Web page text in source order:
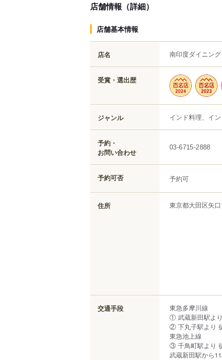
店舗情報（詳細）
店舗基本情報
店名 南印度ダイニン
受賞・選出歴
ジャンル インド料理、イ
予約・
お問い合わせ
03-6715-2888
予約可否 予約可
住所 東京都大田区矢口
交通手段
東急多摩川線
① 武蔵新田駅よ
② 下丸子駅より
東急池上線
③ 千鳥町駅より
武蔵新田駅から